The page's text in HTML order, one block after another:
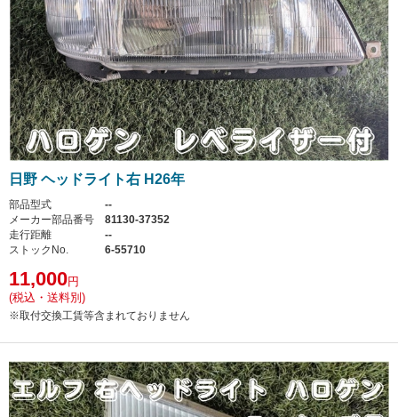
日野 ヘッドライト右 H26年
部品型式
--
メーカー部品番号
81130-37352
走行距離
--
ストックNo.
6-55710
11,000円
(税込・送料別)
※取付交換工賃等含まれておりません